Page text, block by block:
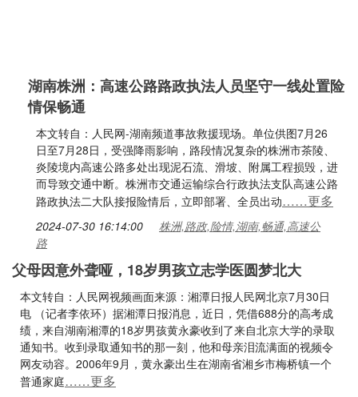
湖南株洲：高速公路路政执法人员坚守一线处置险
情保畅通
本文转自：人民网-湖南频道事故救援现场。单位供图7月26
日至7月28日，受强降雨影响，路段情况复杂的株洲市茶陵、
炎陵境内高速公路多处出现泥石流、滑坡、附属工程损毁，进
而导致交通中断。株洲市交通运输综合行政执法支队高速公路
路政执法二大队接报险情后，立即部署、全员出动……更多
2024-07-30 16:14:00
株洲,路政,险情,湖南,畅通,高速公
路
父母因意外聋哑，18岁男孩立志学医圆梦北大
本文转自：人民网视频画面来源：湘潭日报人民网北京7月30日
电 （记者李依环）据湘潭日报消息，近日，凭借688分的高考成
绩，来自湖南湘潭的18岁男孩黄永豪收到了来自北京大学的录取
通知书。收到录取通知书的那一刻，他和母亲泪流满面的视频令
网友动容。2006年9月，黄永豪出生在湖南省湘乡市梅桥镇一个
普通家庭……更多